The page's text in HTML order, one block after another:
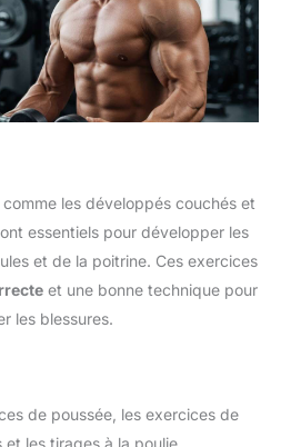
les développés couchés et
essentiels pour développer les
et de la poitrine. Ces exercices
et une bonne technique pour
les blessures.
de poussée, les exercices de
les tirages à la poulie